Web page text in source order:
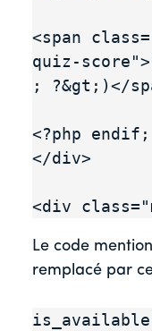
<span
quiz-
; ?&gt;)</
<?php
</div>
<div
Le code
remplacé par